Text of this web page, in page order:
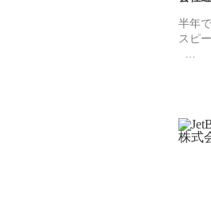
半年
スピ